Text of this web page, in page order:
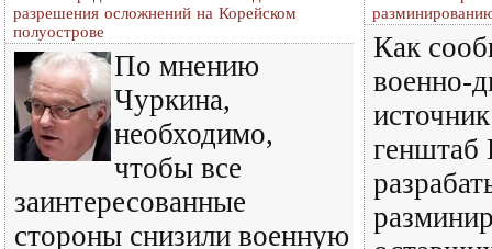
разрешения осложнений на Корейском
полуострове
По мнению
Чуркина,
необходимо,
чтобы все
заинтересованные
стороны снизили военную
Как
военно-
генштаб